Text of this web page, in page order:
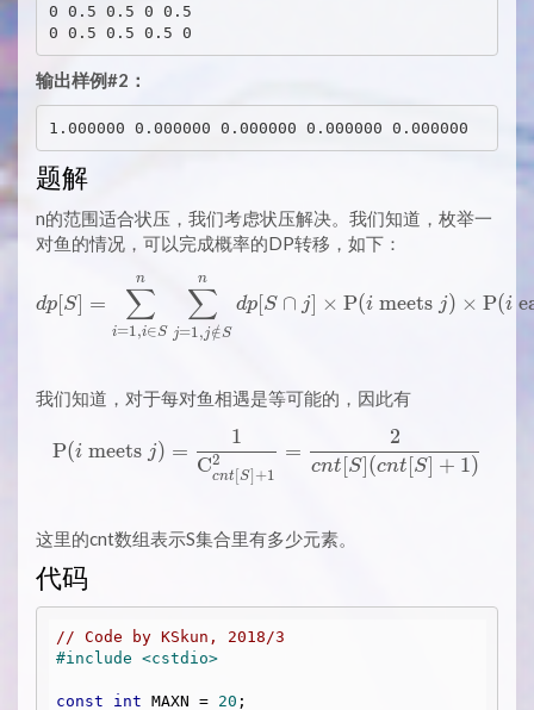
0 0.5 0.5 0 0.5
输出样例#2：
题解
n的范围适合状压，我们考虑状压解决。我们知道，枚举一
对鱼的情况，可以完成概率的DP转移，如下：
dp[S] =
i=1 ,i∈S
∑
n
j=1 ,j∈
/S
∑
n
dp[S ∩ j] × P(i meets j) × P(i
我们知道，对于每对鱼相遇是等可能的，因此有
\mathrm{P}(i \
P(i meets j ) =
Ccnt[S] +1
2
1
=
cnt [S](cnt [S] + 1)
2
这里的cnt数组表示S集合里有多少元素。
代码
// Code by KSkun, 2018/3
#include <cstdio>
const int MAXN = 20 ;